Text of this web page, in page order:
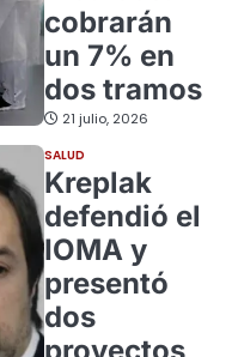
cobrarán
un 7% en
dos tramos
21 julio, 2026
SALUD
Kreplak
defendió el
IOMA y
presentó
dos